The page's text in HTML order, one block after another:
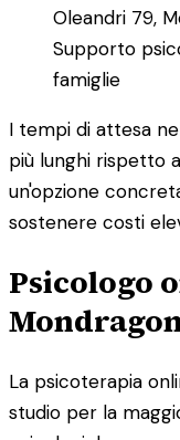
Oleandri 79,
Supporto
famiglie
I tempi di attesa
più lunghi rispetto
un'opzione
sostenere costi
Psicologo
La psicoterapia
studio per la